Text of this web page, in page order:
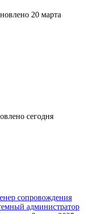
20 марта
сегодня
сопровождения
администратор